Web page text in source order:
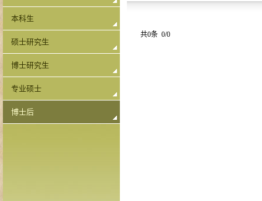
本科生
硕士研究生
博士研究生
专业硕士
博士后
共0条 0/0